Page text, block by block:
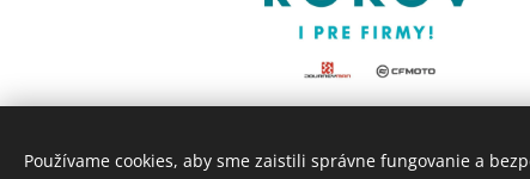
Používame cookies, aby sme zaistili správne fungovanie a